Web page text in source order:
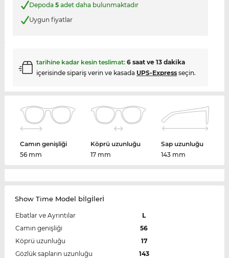
Depoda 5adet daha bulunmaktadır
Uygun fiyatlar
tarihine kadar kesin teslimat: 6 saat ve 13 dakika
içerisinde sipariş verin ve kasada UPS-Expressseçin.
Camın genişliği
56 mm
Köprü uzunluğu
17 mm
Sap uzunluğu
143 mm
Show Time Model bİlgİlerİ
Ebatlar ve Ayrıntılar
L
Camın genişliği
56
Köprü uzunluğu
17
Gözlük sapların uzunluğu
143